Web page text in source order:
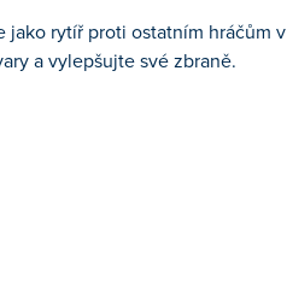
jako rytíř proti ostatním hráčům v
a vylepšujte své zbraně.